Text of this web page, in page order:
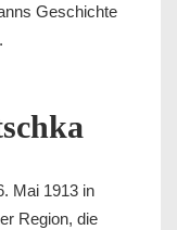
Geschichte
Mai 1913 in
Region, die